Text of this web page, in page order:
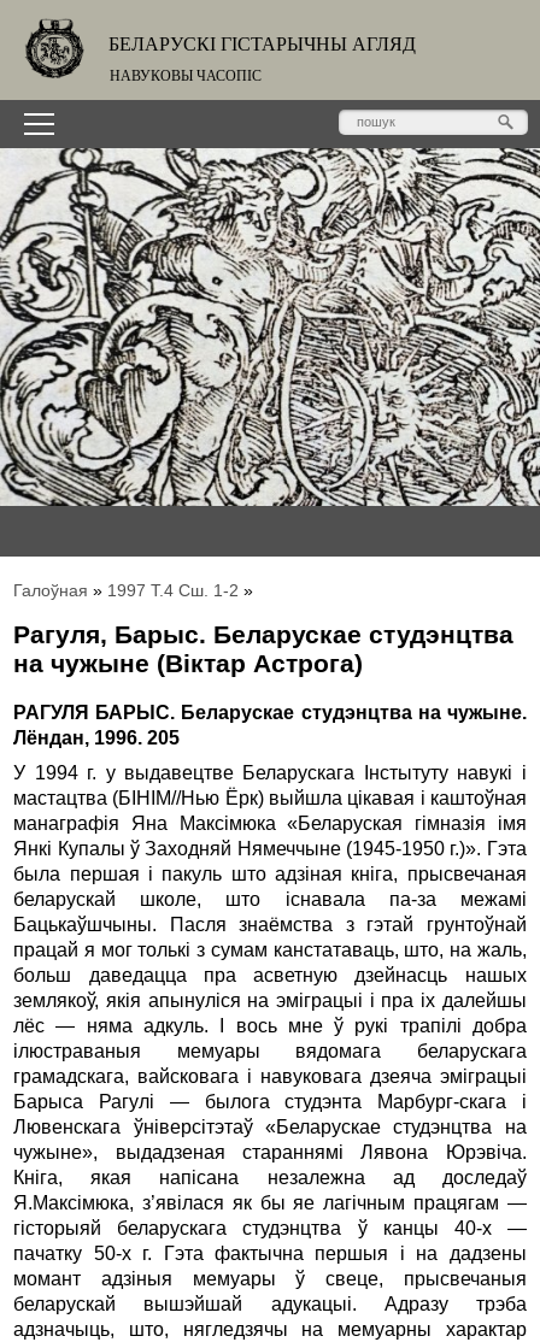
БЕЛАРУСКІ ГІСТАРЫЧНЫ АГЛЯД
НАВУКОВЫ ЧАСОПІС
Галоўная » 1997 Т.4 Сш. 1-2 »
Рагуля, Барыс. Беларускае студэнцтва
на чужыне (Вiктар Астрога)
РАГУЛЯ БАРЫС. Беларускае студэнцтва на чужыне.
Лёндан, 1996. 205
У 1994 г. у выдавецтве Беларускага Iнстытуту навукi i
мастацтва (БIНIМ//Нью Ёрк) выйшла цiкавая i каштоўная
манаграфiя Яна Максiмюка «Беларуская гiмназiя iмя
Янкi Купалы ў Заходняй Нямеччыне (1945-1950 г.)». Гэта
была першая i пакуль што адзiная кнiга, прысвечаная
беларускай школе, што iснавала па-за межамi
Бацькаўшчыны. Пасля знаёмства з гэтай грунтоўнай
працай я мог толькi з сумам канстатаваць, што, на жаль,
больш даведацца пра асветную дзейнасць нашых
землякоў, якiя апынулiся на эмiграцыi i пра iх далейшы
лёс — няма адкуль. I вось мне ў рукi трапiлi добра
iлюстраваныя мемуары вядомага беларускага
грамадскага, вайсковага i навуковага дзеяча эмiграцыi
Барыса Рагулi — былога студэнта Марбург-скага i
Лювенскага ўнiверсiтэтаў «Беларускае студэнцтва на
чужыне», выдадзеная стараннямi Лявона Юрэвiча.
Кнiга, якая напiсана незалежна ад доследаў
Я.Максiмюка, з’явiлася як бы яе лагiчным працягам —
гiсторыяй беларускага студэнцтва ў канцы 40-х —
пачатку 50-х г. Гэта фактычна першыя i на дадзены
момант адзiныя мемуары ў свеце, прысвечаныя
беларускай вышэйшай адукацыi. Адразу трэба
адзначыць, што, нягледзячы на мемуарны характар